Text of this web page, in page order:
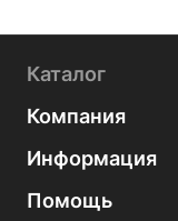
Каталог
Компания
Информация
Помощь